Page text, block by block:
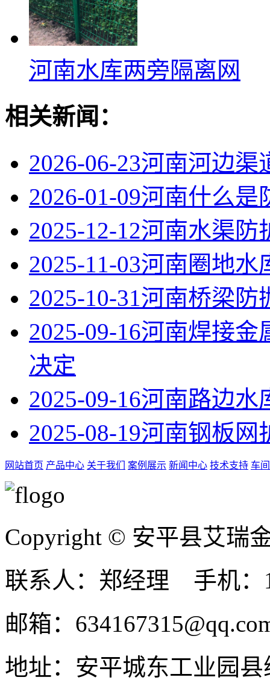
河南水库两旁隔离网
相关新闻：
2026-06-23河南河边渠
2026-01-09河南什么是
2025-12-12河南水渠防
2025-11-03河南圈地水
2025-10-31河南桥梁防
2025-09-16河南焊接金
决定
2025-09-16河南路边水
2025-08-19河南钢板网
网站首页 产品中心 关于我们 案例展示 新闻中心 技术支持 车
Copyright © 安平县艾瑞
联系人：郑经理 手机：
邮箱：
地址：安平城东工业园县